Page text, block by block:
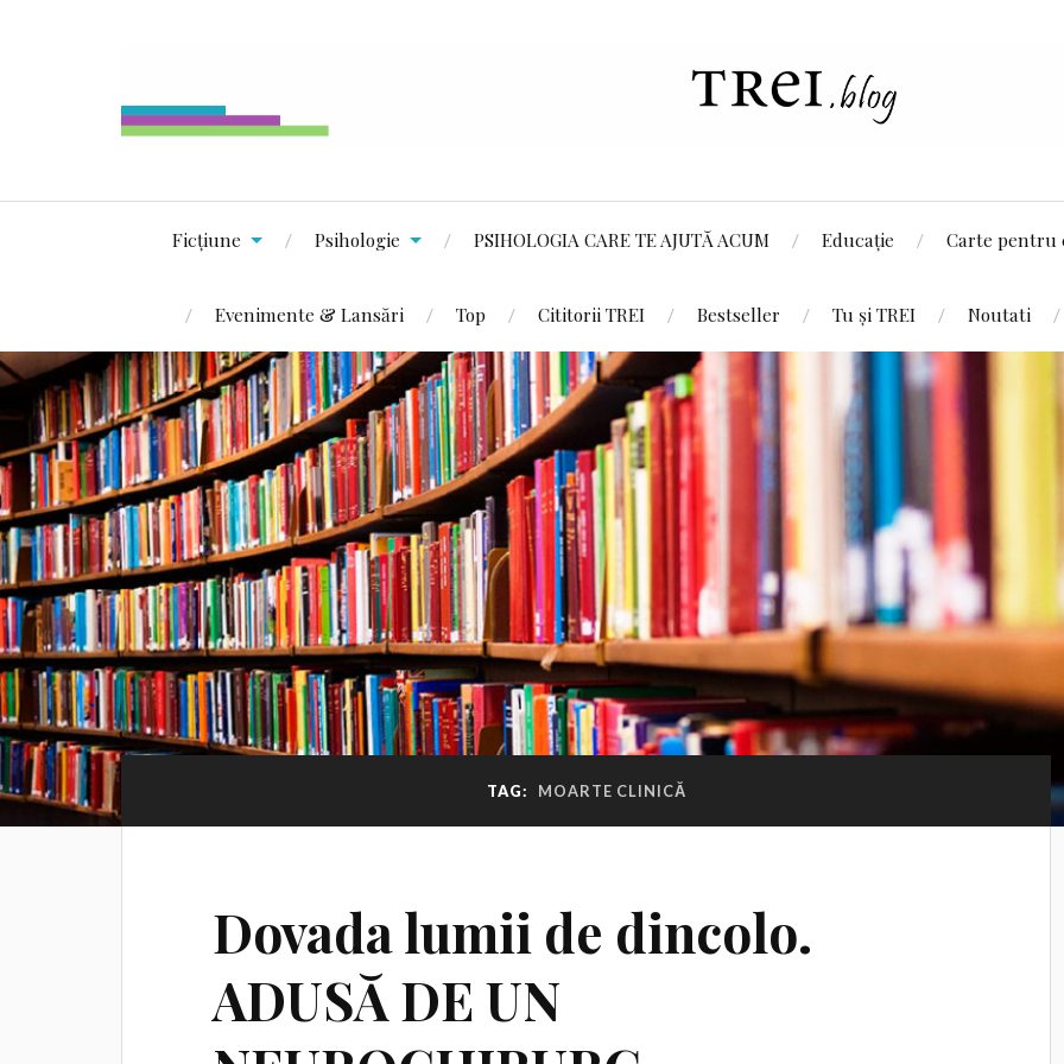
Ficțiune Psihologie PSIHOLOGIA CARE TE AJUTĂ ACUM Educație Carte pentru
Evenimente & Lansări Top Cititorii TREI Bestseller Tu și TREI Noutati
TAG: MOARTE CLINICĂ
Dovada lumii de dincolo.
ADUSĂ DE UN